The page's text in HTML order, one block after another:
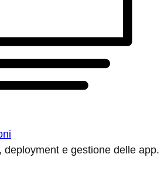
deployment e gestione delle app.